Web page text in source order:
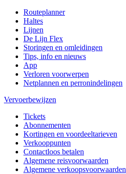
Routeplanner
Haltes
Lijnen
De Lijn Flex
Storingen en omleidingen
Tips, info en nieuws
App
Verloren voorwerpen
Netplannen en perronindelingen
Vervoerbewijzen
Tickets
Abonnementen
Kortingen en voordeeltarieven
Verkooppunten
Contactloos betalen
Algemene reisvoorwaarden
Algemene verkoopsvoorwaarden